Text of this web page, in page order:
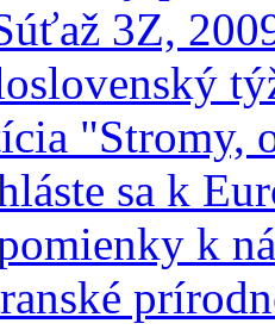
3Z,
"Stromy,
sa k
k